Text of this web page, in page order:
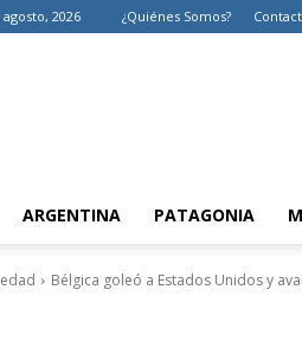
2026 ¿Quiénes Somos?
ARGENTINA PATAGONIA
Bélgica goleó a Estados Unidos y